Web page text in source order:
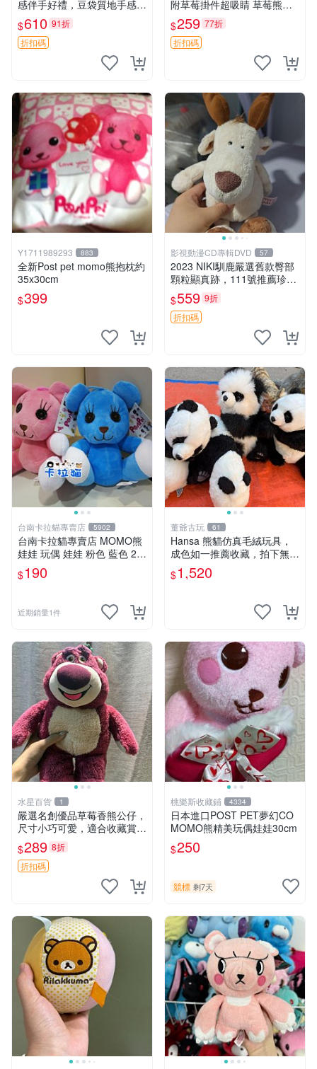
感伴手好禮，豆袋質地手感
佳，抱枕小熊 recom 推薦 白
色豆袋 玩具
$610 91折
折扣碼
附草莓掛件超吸睛 草莓熊手
提包 草莓掛件 可愛portunes
e
$259 77折
折扣碼
Y1711989293 883
全新Post pet momo熊抱枕約
35x30cm
$399
影視動漫CD專輯DVD 57
2023 NIKI馴鹿嚴選舊款臀部
顆粒顯真跡，111號推薦珍藏
品 馴鹿 舊款 尾巴顆粒
$559 9折
折扣碼
台南卡拉貓專賣店 5902
台南卡拉貓專賣店 MOMO熊
娃娃 玩偶 娃娃 粉色 藍色 2色
分售
$190
近期銷量1件
董爺古玩 61
Hansa 熊貓仿真毛絨玩具，
成色如一推薦收藏，拍下無疑
心 熊貓 毛絨玩具 收藏
$1,520
水星百貨 1
嚴選名創優品草莓香熊公仔，
尺寸小巧可愛，適合收藏賞玩
30cm 玩具 公仔 草莓熊
$289 8折
折扣碼
桃樂斯收藏鋪 4334
日本進口POST PET夢幻CO
MOMO熊精美玩偶娃娃30cm
$250
競標 剩7天